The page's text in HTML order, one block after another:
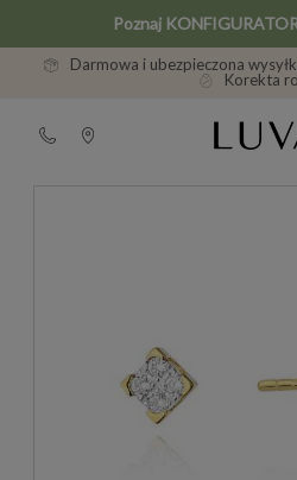
Poznaj
Darmowa i ubezpieczona
Korekta